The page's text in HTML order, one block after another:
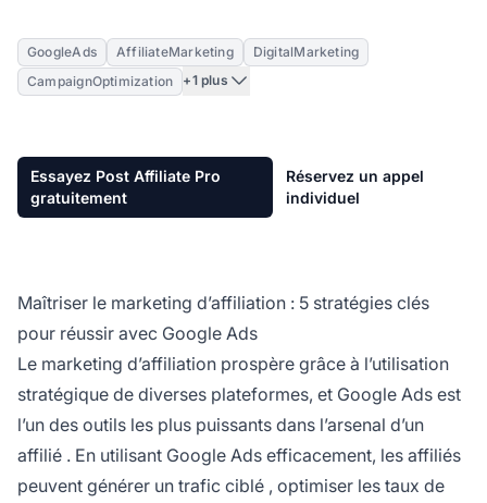
GoogleAds AffiliateMarketing
DigitalMarketing
CampaignOptimization
+1 plus
Essayez Post Affiliate Pro
gratuitement
Réservez un appel
individuel
Maîtriser le marketing d’affiliation : 5 stratégies clés
pour réussir avec Google Ads
Le marketing d’affiliation prospère grâce à l’utilisation
stratégique de diverses plateformes, et Google Ads est
l’un des outils les plus puissants dans l’arsenal d’un
affilié . En utilisant Google Ads efficacement, les affiliés
peuvent générer un trafic ciblé , optimiser les taux de